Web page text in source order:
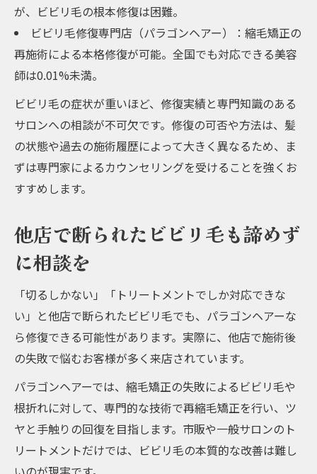
が、ビビリ毛の根本修復は困難。
ビビリ毛修復専門店（パラゴンヘアー）：縮毛矯正の
再施術による本格修復が可能。全国でも対応できる美容
師は0.01%未満。
ビビリ毛の症状が重いほど、修復実績と専門知識のある
サロンへの相談が不可欠です。修復の可否や方法は、髪
の状態や過去の施術履歴によって大きく異なるため、ま
ずは専門家によるカウンセリングを受けることを強くお
すすめします。
他店で断られたビビリ毛も諦めず
に相談を
「切るしかない」「トリートメントでしか対応できな
い」と他店で断られたビビリ毛でも、パラゴンヘアーな
ら修復できる可能性があります。実際に、他店で施術後
の失敗で悩むお客様が多く来店されています。
パラゴンヘアーでは、縮毛矯正の失敗によるビビリ毛や
根折れに対して、専門的な技術で再縮毛矯正を行い、ツ
ヤと手触りの回復を目指します。市販や一般サロンのト
リートメントだけでは、ビビリ毛の本質的な改善は難し